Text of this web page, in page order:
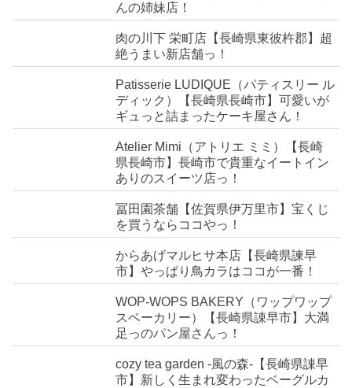
んの姉妹店！
肉の川下 栄町店【長崎県東彼杵郡】超
絶うまい新店舗っ！
Patisserie LUDIQUE（パティスリー ル
ディック）【長崎県長崎市】可愛いが
ギュっと詰まったケーキ屋さん！
Atelier Mimi（アトリエ ミミ）【長崎
県長崎市】長崎市で貴重なイートイン
ありのスイーツ店っ！
冨田園茶舗【佐賀県伊万里市】宝くじ
を買うならココやっ！
からあげマルヒサ本店【長崎県諫早
市】やっぱり鳥カラはココが一番！
WOP-WOPS BAKERY（ワップワップ
スベーカリー）【長崎県諌早市】大満
足っのパン屋さんっ！
cozy tea garden -風の森-【長崎県諌早
市】新しく生まれ変わったベーグルカ